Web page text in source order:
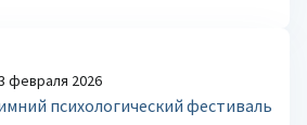
февраля 2026
психологический фестиваль